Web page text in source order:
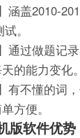
涵盖2010-
。
通过做题记
的能力变化。
有不懂的词
方便。
版软件优势